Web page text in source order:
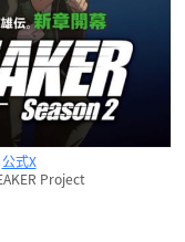
公式X
Project